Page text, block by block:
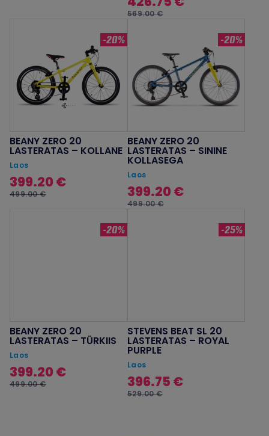
569.00 €
-20%
BEANY ZERO 20
LASTERATAS – KOLLANE
Laos
399.20 €
499.00 €
-20%
BEANY ZERO 20
LASTERATAS – SININE
KOLLASEGA
Laos
399.20 €
499.00 €
-20%
BEANY ZERO 20
LASTERATAS – TÜRKIIS
Laos
399.20 €
499.00 €
-25%
STEVENS BEAT SL 20
LASTERATAS – ROYAL
PURPLE
Laos
396.75 €
529.00 €